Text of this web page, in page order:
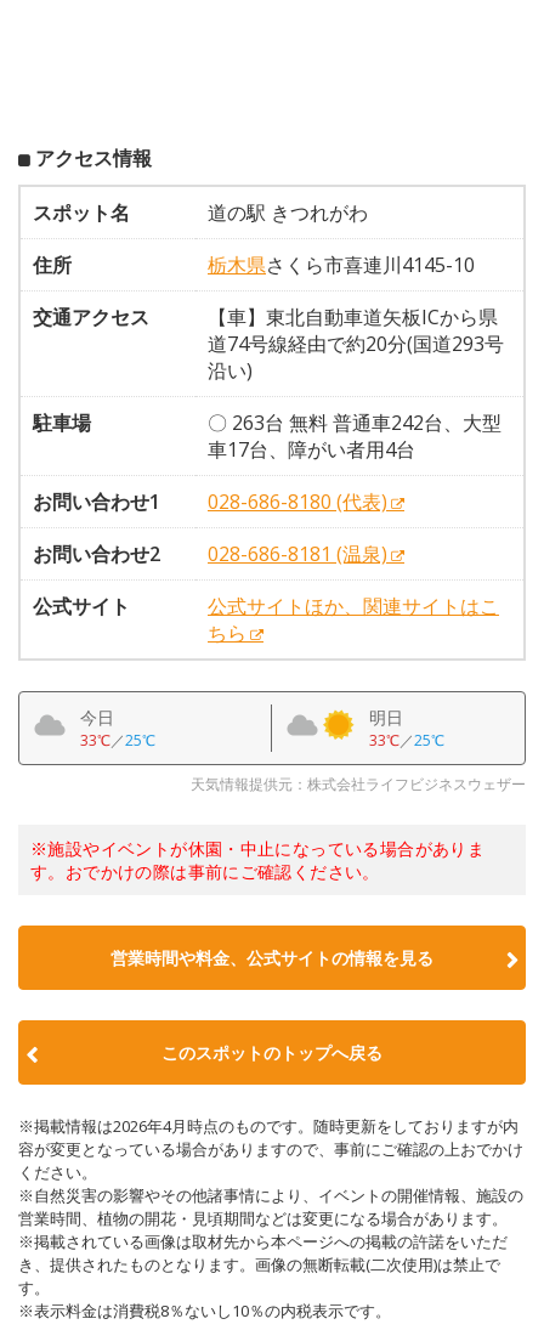
アクセス情報
スポット名
道の駅 きつれがわ
住所
栃木県さくら市喜連川4145-10
交通アクセス
【車】東北自動車道矢板ICから県
道74号線経由で約20分(国道293号
沿い)
駐車場
〇 263台 無料 普通車242台、大型
車17台、障がい者用4台
お問い合わせ1
028-686-8180 (代表)
お問い合わせ2
028-686-8181 (温泉)
公式サイト
公式サイトほか、関連サイトはこ
ちら
今日
33℃／25℃
明日
33℃／25℃
天気情報提供元：株式会社ライフビジネスウェザー
※施設やイベントが休園・中止になっている場合がありま
す。おでかけの際は事前にご確認ください。
営業時間や料金、公式サイトの情報を見る
このスポットのトップへ戻る
※掲載情報は2026年4月時点のものです。随時更新をしておりますが内
容が変更となっている場合がありますので、事前にご確認の上おでかけ
ください。
※自然災害の影響やその他諸事情により、イベントの開催情報、施設の
営業時間、植物の開花・見頃期間などは変更になる場合があります。
※掲載されている画像は取材先から本ページへの掲載の許諾をいただ
き、提供されたものとなります。画像の無断転載(二次使用)は禁止で
す。
※表示料金は消費税8％ないし10％の内税表示です。